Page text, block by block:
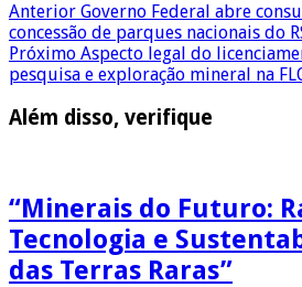
Anterior Governo Federal abre
concessão de parques nacionais do
Próximo Aspecto legal do
pesquisa e exploração mineral na
Além disso, verifique
“Minerais do Futuro:
Tecnologia e
das Terras Raras”